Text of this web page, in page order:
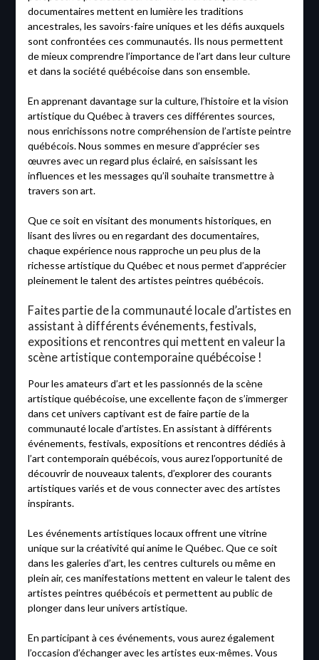
documentaires mettent en lumière les traditions
ancestrales, les savoirs-faire uniques et les défis auxquels
sont confrontées ces communautés. Ils nous permettent
de mieux comprendre l’importance de l’art dans leur culture
et dans la société québécoise dans son ensemble.
En apprenant davantage sur la culture, l’histoire et la vision
artistique du Québec à travers ces différentes sources,
nous enrichissons notre compréhension de l’artiste peintre
québécois. Nous sommes en mesure d’apprécier ses
œuvres avec un regard plus éclairé, en saisissant les
influences et les messages qu’il souhaite transmettre à
travers son art.
Que ce soit en visitant des monuments historiques, en
lisant des livres ou en regardant des documentaires,
chaque expérience nous rapproche un peu plus de la
richesse artistique du Québec et nous permet d’apprécier
pleinement le talent des artistes peintres québécois.
Faites partie de la communauté locale d’artistes en
assistant à différents événements, festivals,
expositions et rencontres qui mettent en valeur la
scène artistique contemporaine québécoise !
Pour les amateurs d’art et les passionnés de la scène
artistique québécoise, une excellente façon de s’immerger
dans cet univers captivant est de faire partie de la
communauté locale d’artistes. En assistant à différents
événements, festivals, expositions et rencontres dédiés à
l’art contemporain québécois, vous aurez l’opportunité de
découvrir de nouveaux talents, d’explorer des courants
artistiques variés et de vous connecter avec des artistes
inspirants.
Les événements artistiques locaux offrent une vitrine
unique sur la créativité qui anime le Québec. Que ce soit
dans les galeries d’art, les centres culturels ou même en
plein air, ces manifestations mettent en valeur le talent des
artistes peintres québécois et permettent au public de
plonger dans leur univers artistique.
En participant à ces événements, vous aurez également
l’occasion d’échanger avec les artistes eux-mêmes. Vous